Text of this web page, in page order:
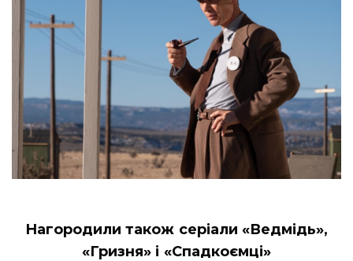
Нагородили також серіали «Ведмідь»,
«Гризня» і «Спадкоємці»